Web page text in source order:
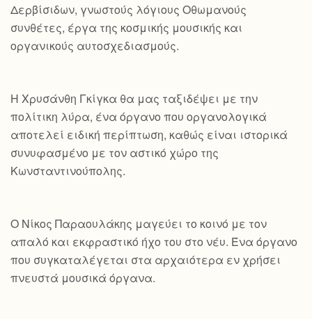
Δερβίσιδων, γνωστούς λόγιους Οθωμανούς
συνθέτες, έργα της κοσμικής μουσικής και
οργανικούς αυτοσχεδιασμούς.
Η Χρυσάνθη Γκίγκα θα μας ταξιδέψει με την
πολίτικη λύρα, ένα όργανο που οργανολογικά
αποτελεί ειδική περίπτωση, καθώς είναι ιστορικά
συνυφασμένο με τον αστικό χώρο της
Κωνσταντινούπολης.
Ο Νίκος Παραουλάκης μαγεύει το κοινό με τον
απαλό και εκφραστικό ήχο του στο νέυ. Ένα όργανο
που συγκαταλέγεται στα αρχαιότερα εν χρήσει
πνευστά μουσικά όργανα.